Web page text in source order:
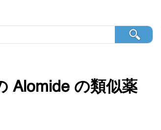
Alomide の類似薬